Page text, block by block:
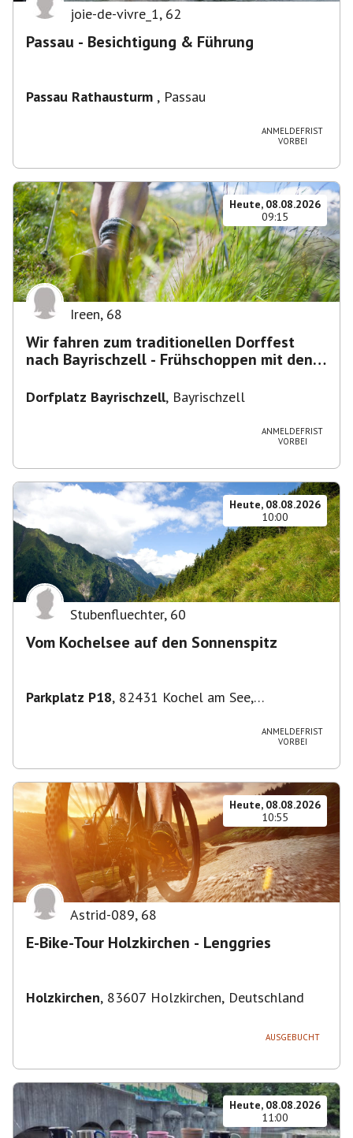
joie-de-vivre_1, 62
Passau - Besichtigung & Führung
Passau Rathausturm , Passau
ANMELDEFRIST
VORBEI
Heute, 08.08.2026
09:15
Ireen, 68
Wir fahren zum traditionellen Dorffest
nach Bayrischzell - Frühschoppen mit den
Dorfplatz Bayrischzell, Bayrischzell
ANMELDEFRIST
VORBEI
Heute, 08.08.2026
10:00
Stubenfluechter, 60
Vom Kochelsee auf den Sonnenspitz
Parkplatz P18, 82431 Kochel am See,
ANMELDEFRIST
VORBEI
Heute, 08.08.2026
10:55
Astrid-089, 68
E-Bike-Tour Holzkirchen - Lenggries
Holzkirchen, 83607 Holzkirchen, Deutschland
AUSGEBUCHT
Heute, 08.08.2026
11:00